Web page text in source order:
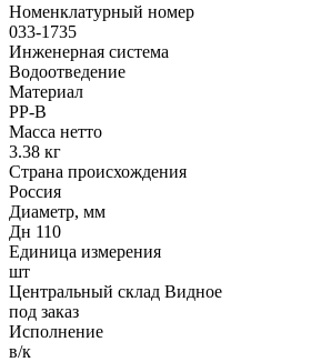
Номенклатурный номер
033-1735
Инженерная система
Водоотведение
Материал
PP-B
Масса нетто
3.38 кг
Страна происхождения
Россия
Диаметр, мм
Дн 110
Единица измерения
шт
Центральный склад Видное
под заказ
Исполнение
в/к